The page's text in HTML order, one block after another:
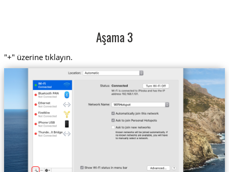
Aşama 3
"+" üzerine tıklayın.